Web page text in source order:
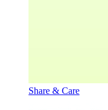
Share & Care